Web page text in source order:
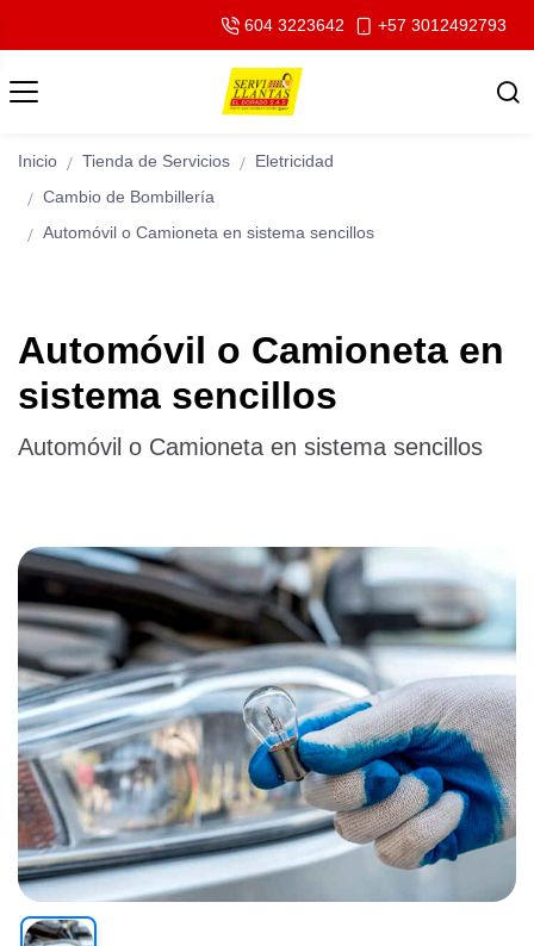
604 3223642 +57 3012492793
Inicio Tienda de Servicios
Eletricidad
Cambio de Bombillería
Automóvil o Camioneta en sistema sencillos
Automóvil o Camioneta en
sistema sencillos
Automóvil o Camioneta en sistema sencillos